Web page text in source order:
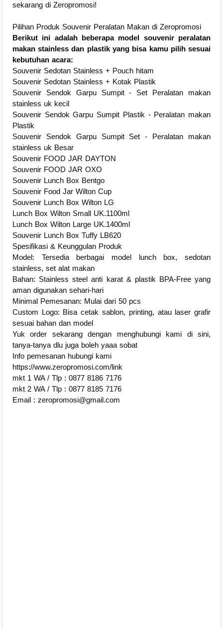
sekarang di Zeropromosi!
Pilihan Produk Souvenir Peralatan Makan di Zeropromosi
Berikut ini adalah beberapa model souvenir peralatan
makan stainless dan plastik yang bisa kamu pilih sesuai
kebutuhan acara:
Souvenir Sedotan Stainless + Pouch hitam
Souvenir Sedotan Stainless + Kotak Plastik
Souvenir Sendok Garpu Sumpit - Set Peralatan makan
stainless uk kecil
Souvenir Sendok Garpu Sumpit Plastik - Peralatan makan
Plastik
Souvenir Sendok Garpu Sumpit Set - Peralatan makan
stainless uk Besar
Souvenir FOOD JAR DAYTON
Souvenir FOOD JAR OXO
Souvenir Lunch Box Bentgo
Souvenir Food Jar Wilton Cup
Souvenir Lunch Box Wilton LG
Lunch Box Wilton Small UK.1100ml
Lunch Box Wilton Large UK.1400ml
Souvenir Lunch Box Tuffy LB620
Spesifikasi & Keunggulan Produk
Model: Tersedia berbagai model lunch box, sedotan
stainless, set alat makan
Bahan: Stainless steel anti karat & plastik BPA-Free yang
aman digunakan sehari-hari
Minimal Pemesanan: Mulai dari 50 pcs
Custom Logo: Bisa cetak sablon, printing, atau laser grafir
sesuai bahan dan model
Yuk order sekarang dengan menghubungi kami di sini,
tanya-tanya dlu juga boleh yaaa sobat
Info pemesanan hubungi kami
https://www.zeropromosi.com/link
mkt 1 WA / Tlp : 0877 8186 7176
mkt 2 WA / Tlp : 0877 8185 7176
Email : zeropromosi@gmail.com